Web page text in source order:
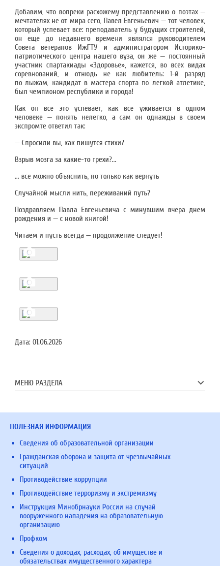
Добавим, что вопреки расхожему представлению о поэтах —
мечтателях не от мира сего, Павел Евгеньевич — тот человек,
который успевает все: преподаватель у будущих строителей,
он еще до недавнего времени являлся руководителем
Совета ветеранов ИжГТУ и администратором Историко-
патриотического центра нашего вуза, он же — постоянный
участник спартакиады «Здоровье», кажется, во всех видах
соревнований, и отнюдь не как любитель: 1-й разряд
по лыжам, кандидат в мастера спорта по легкой атлетике,
был чемпионом республики и города!
Как он все это успевает, как все уживается в одном
человеке — понять нелегко, а сам он однажды в своем
экспромте ответил так:
— Спросили вы, как пишутся стихи?
Взрыв мозга за какие-то грехи?...
... все можно объяснить, но только как вернуть
Случайной мысли нить, переживаний путь?
Поздравляем Павла Евгеньевича с минувшим вчера днем
рождения и — с новой книгой!
Читаем и пусть всегда — продолжение следует!
Дата: 01.06.2026
МЕНЮ РАЗДЕЛА
ПОЛЕЗНАЯ ИНФОРМАЦИЯ
Сведения об образовательной организации
Гражданская оборона и защита от чрезвычайных
ситуаций
Противодействие коррупции
Противодействие терроризму и экстремизму
Инструкция Минобрнауки России на случай
вооруженного нападения на образовательную
организацию
Профком
Сведения о доходах, расходах, об имуществе и
обязательствах имущественного характера